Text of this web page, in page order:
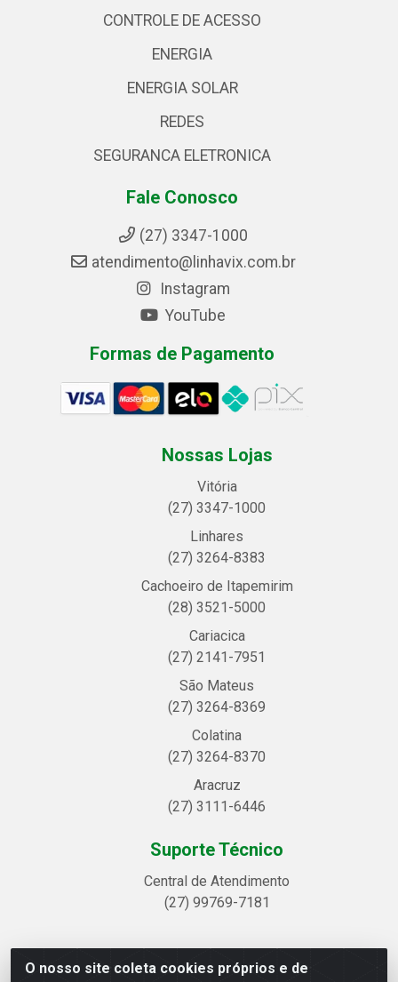
O nosso site coleta cookies próprios e de
CONTROLE DE ACESSO
ENERGIA
ENERGIA SOLAR
REDES
SEGURANCA ELETRONICA
Fale Conosco
(27) 3347-1000
atendimento@linhavix.com.br
Instagram
YouTube
Formas de Pagamento
Nossas Lojas
Vitória
(27) 3347-1000
Linhares
(27) 3264-8383
Cachoeiro de Itapemirim
(28) 3521-5000
Cariacica
(27) 2141-7951
São Mateus
(27) 3264-8369
Colatina
(27) 3264-8370
Aracruz
(27) 3111-6446
Suporte Técnico
Central de Atendimento
(27) 99769-7181